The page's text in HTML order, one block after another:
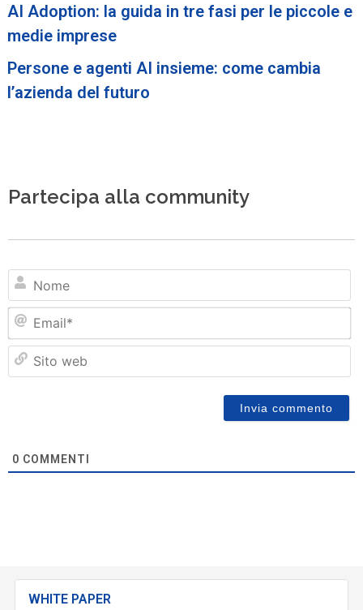
AI Adoption: la guida in tre fasi per le piccole e
medie imprese
Persone e agenti AI insieme: come cambia
l’azienda del futuro
Partecipa alla community
0 COMMENTI
WHITE PAPER